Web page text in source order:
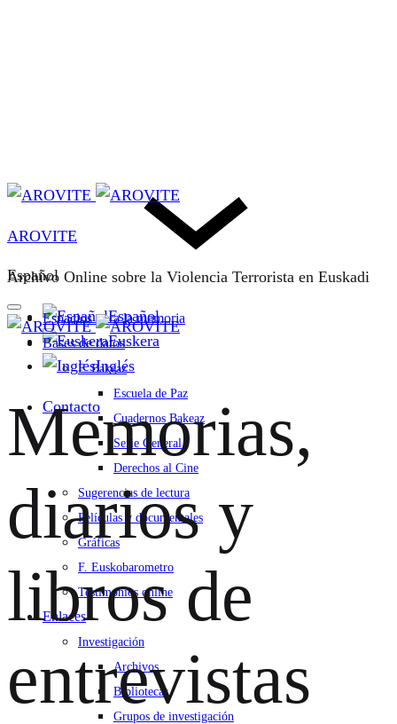
Español
Español
Euskera
Inglés
Contacto
AROVITE
Archivo Online sobre la Violencia Terrorista en Euskadi
Espacios para la memoria
Bases de datos
F. Bakeaz
Escuela de Paz
Cuadernos Bakeaz
Serie General
Derechos al Cine
Sugerencias de lectura
Películas y documentales
Gráficas
F. Euskobarometro
Testimonios online
Enlaces
Investigación
Archivos
Bibliotecas
Grupos de investigación
Memorias,
diarios y
libros de
entrevistas